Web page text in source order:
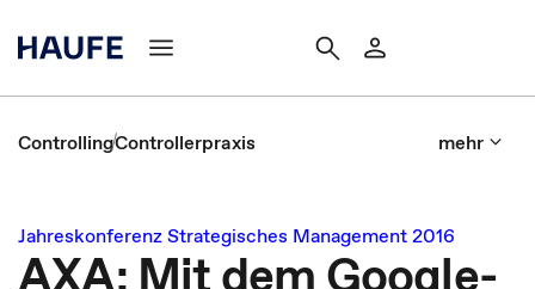
ControllingControllerpraxis mehr
Jahreskonferenz Strategisches Management 2016